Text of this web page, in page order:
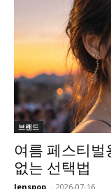
브랜드
여름 페스티벌
없는 선택법
lenspop - 2026-07-16